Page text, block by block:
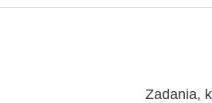
Zadania,